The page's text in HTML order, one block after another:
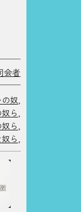
会者
奴,
ら,
ら,
ら,